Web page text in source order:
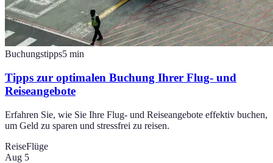
Buchungstipps5 min
Tipps zur optimalen Buchung Ihrer Flug- und
Reiseangebote
Erfahren Sie, wie Sie Ihre Flug- und Reiseangebote effektiv buchen,
um Geld zu sparen und stressfrei zu reisen.
ReiseFlüge
Aug 5